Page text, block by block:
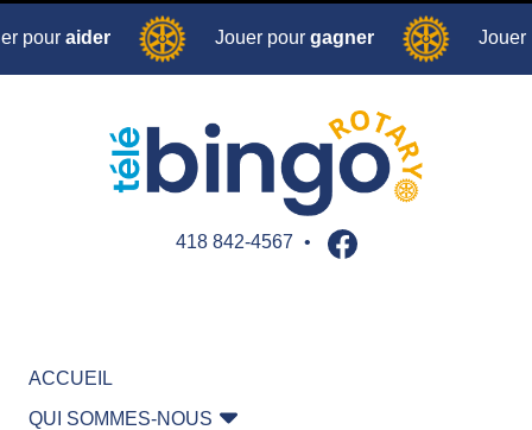
pour aider Jouer pour gagner Jouer
Jouer pour Jouer pour
gagner
418 842-4567 •
ACCUEIL
QUI SOMMES-NOUS